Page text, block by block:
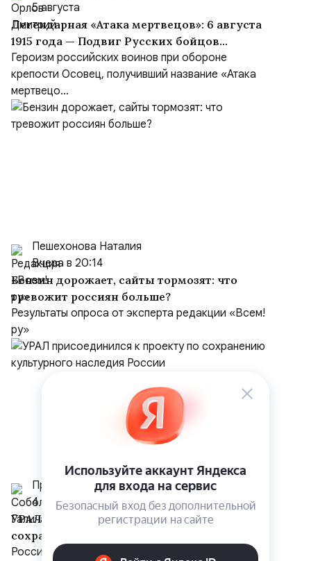
5 августа
Легендарная «Атака мертвецов»: 6 августа
1915 года — Подвиг Русских бойцов
крепости Осовец
Героизм российских воинов при обороне
крепости Осовец, получивший название «Атака
мертвецо...
Пешехонова Наталия
Вчера в 20:14
Бензин дорожает, сайты тормозят: что
тревожит россиян больше?
Результаты опроса от эксперта редакции «Всем!
ру»
Пресс-служба компании “Урал”
4 августа
УРАЛ присоединился к проекту по
сохранению культурного наследия России
Российский бренд акустических систем УРАЛ в